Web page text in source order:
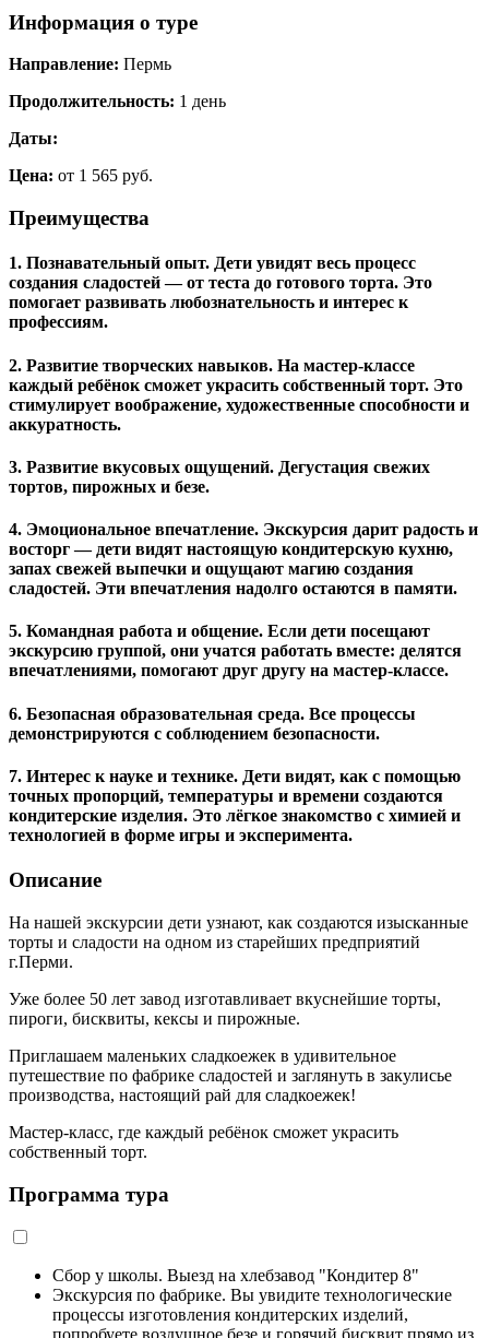
Информация о туре
Направление: Пермь
Продолжительность: 1 день
Даты:
Цена: от 1 565 руб.
Преимущества
1. Познавательный опыт. Дети увидят весь процесс
создания сладостей — от теста до готового торта. Это
помогает развивать любознательность и интерес к
профессиям.
2. Развитие творческих навыков. На мастер‑классе
каждый ребёнок сможет украсить собственный торт. Это
стимулирует воображение, художественные способности и
аккуратность.
3. Развитие вкусовых ощущений. Дегустация свежих
тортов, пирожных и безе.
4. Эмоциональное впечатление. Экскурсия дарит радость и
восторг — дети видят настоящую кондитерскую кухню,
запах свежей выпечки и ощущают магию создания
сладостей. Эти впечатления надолго остаются в памяти.
5. Командная работа и общение. Если дети посещают
экскурсию группой, они учатся работать вместе: делятся
впечатлениями, помогают друг другу на мастер‑классе.
6. Безопасная образовательная среда. Все процессы
демонстрируются с соблюдением безопасности.
7. Интерес к науке и технике. Дети видят, как с помощью
точных пропорций, температуры и времени создаются
кондитерские изделия. Это лёгкое знакомство с химией и
технологией в форме игры и эксперимента.
Описание
На нашей экскурсии дети узнают, как создаются изысканные
торты и сладости на одном из старейших предприятий
г.Перми.
Уже более 50 лет завод изготавливает вкуснейшие торты,
пироги, бисквиты, кексы и пирожные.
Приглашаем маленьких сладкоежек в удивительное
путешествие по фабрике сладостей и заглянуть в закулисье
производства, настоящий рай для сладкоежек!
Мастер‑класс, где каждый ребёнок сможет украсить
собственный торт.
Программа тура
Сбор у школы. Выезд на хлебзавод "Кондитер 8"
Экскурсия по фабрике. Вы увидите технологические
процессы изготовления кондитерских изделий,